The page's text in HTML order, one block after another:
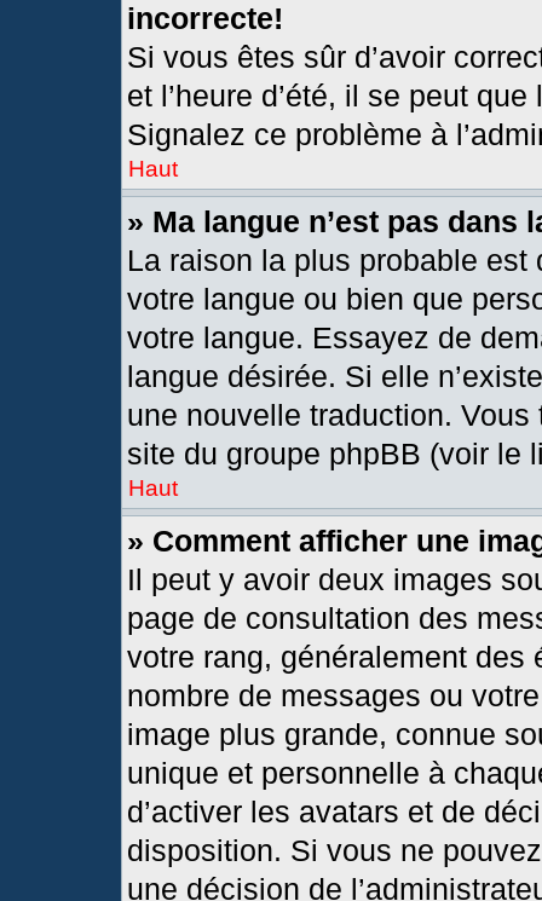
incorrecte!
Si vous êtes sûr d’avoir
et l’heure d’été, il se peut
Signalez ce problème à
Haut
» Ma langue n’est pas dans
La raison la plus probable est
votre langue ou bien que
votre langue. Essayez de
langue désirée. Si elle
une nouvelle traduction.
site du groupe phpBB (voir le
Haut
» Comment afficher une
Il peut y avoir deux images
page de consultation des
votre rang, généralement
nombre de messages ou
image plus grande, connue
unique et personnelle à
d’activer les avatars et de
disposition. Si vous ne
une décision de